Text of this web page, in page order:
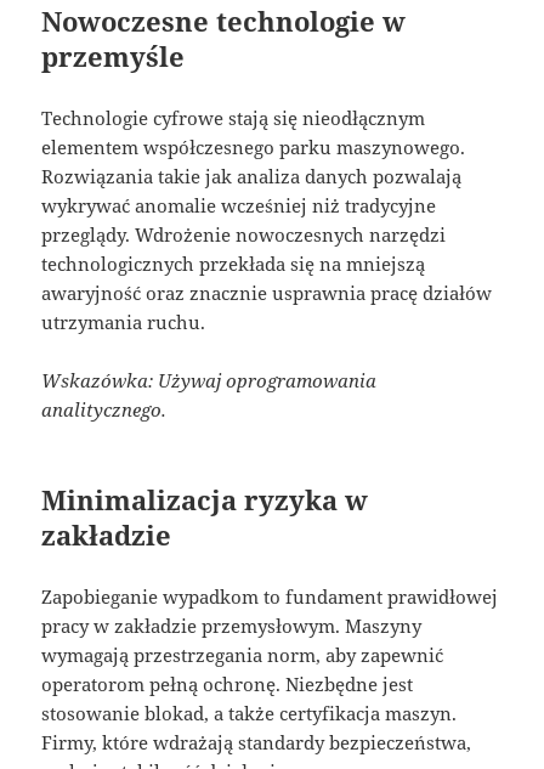
Nowoczesne technologie w
przemyśle
Technologie cyfrowe stają się nieodłącznym
elementem współczesnego parku maszynowego.
Rozwiązania takie jak analiza danych pozwalają
wykrywać anomalie wcześniej niż tradycyjne
przeglądy. Wdrożenie nowoczesnych narzędzi
technologicznych przekłada się na mniejszą
awaryjność oraz znacznie usprawnia pracę działów
utrzymania ruchu.
Wskazówka: Używaj oprogramowania
analitycznego.
Minimalizacja ryzyka w
zakładzie
Zapobieganie wypadkom to fundament prawidłowej
pracy w zakładzie przemysłowym. Maszyny
wymagają przestrzegania norm, aby zapewnić
operatorom pełną ochronę. Niezbędne jest
stosowanie blokad, a także certyfikacja maszyn.
Firmy, które wdrażają standardy bezpieczeństwa,